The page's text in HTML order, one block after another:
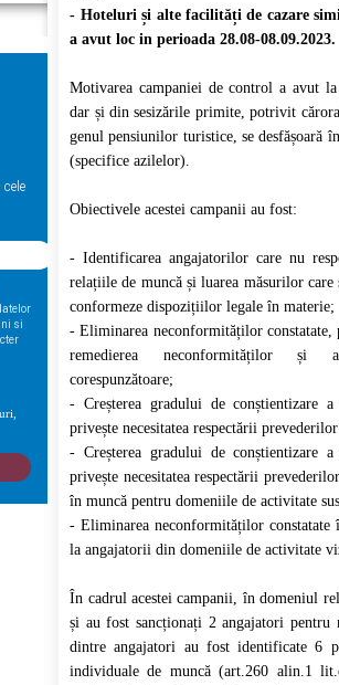
si
- Hoteluri și alte facilități de cazare
a avut loc in perioada 28.08-08.09.2023.
Motivarea campaniei de control a avut
dar și din sesizările primite, potrivit
genul pensiunilor turistice, se desfășoară
(specifice azilelor).
Obiectivele acestei campanii au fost:
- Identificarea angajatorilor care nu
relațiile de muncă și luarea măsurilor care
conformeze dispozițiilor legale în materie;
- Eliminarea neconformităților
remedierea neconformităților și
corespunzătoare;
- Creșterea gradului de conștientizare
privește necesitatea respectării
- Creșterea gradului de conștientizare
privește necesitatea respectării
în muncă pentru domeniile de activitate
- Eliminarea neconformităților
la angajatorii din domeniile de activitate
În cadrul acestei campanii, în domeniul
și au fost sancționați 2 angajatori pentru
dintre angajatori au fost identificate 6
individuale de muncă (art.260 alin.1